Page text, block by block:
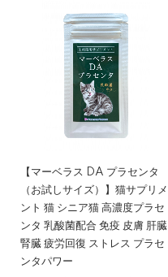
【マーベラス DA プラセンタ
（お試しサイズ）】猫サプリメ
ント 猫 シニア猫 高濃度プラセ
ンタ 乳酸菌配合 免疫 皮膚 肝臓
腎臓 疲労回復 ストレス プラセ
ンタパワー